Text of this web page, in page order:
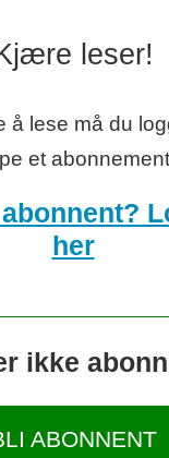
leser!
å lese må du
et
her
ikke
ABONNENT